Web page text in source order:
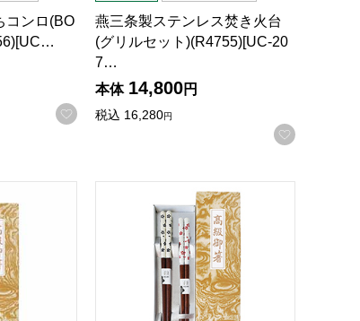
コンロ(BO
お気に入りに登録する
燕三条製ステンレス焚き火台
(グリルセット)(R4755)[UC-20
7…
本体 14,800円
税込 16,280円
お気に入
天丸陶華ギフトセット [S-03811]【年間